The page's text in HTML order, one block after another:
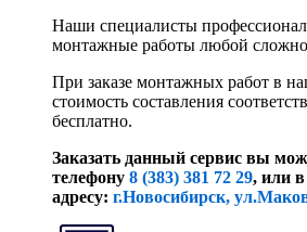
Наши специалисты
монтажные работы любой
При заказе монтажных работ в
стоимость составления
бесплатно.
Заказать данный сервис вы
телефону 8 (383) 381 72 29, или
адресу: г.Новосибирск,